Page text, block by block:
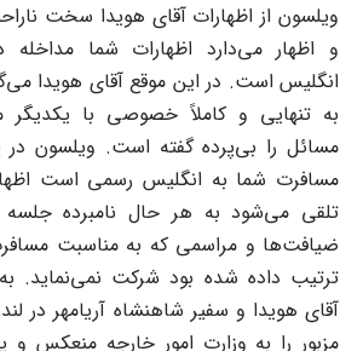
ویلسون از اظهارات آقاى هویدا سخت
و اظهار مى‌دارد اظهارات شما
انگلیس است. در این موقع آقاى هویدا
به تنهایى و کاملاً خصوصى با یکدیگر
مسائل را بى‌پرده گفته است. ویلسون
مسافرت شما به انگلیس رسمى است
تلقى مى‌شود به هر حال نامبرده
ضیافت‌ها و مراسمى که به مناسبت
ترتیب داده شده بود شرکت نمى‌نماید.
آقاى هویدا و سفیر شاهنشاه آریامهر در
مزبور را به وزارت امور خارجه منعکس